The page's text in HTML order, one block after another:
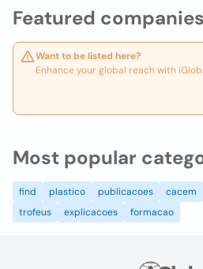
Featured companies
Want to be listed here?
Enhance your global reach with
Most popular
find plastico publicacoes cacem
trofeus
explicacoes formacao